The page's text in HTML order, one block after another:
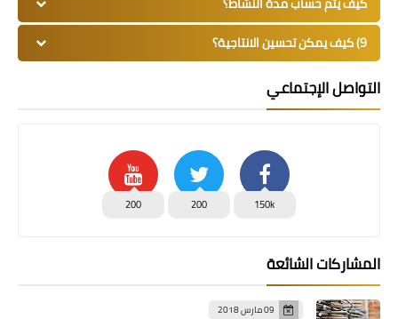
9) كيف يمكن تحسين الانتاجية؟
التواصل الإجتماعي
150k
200
200
المشاركات الشائعة
09 مارس 2018